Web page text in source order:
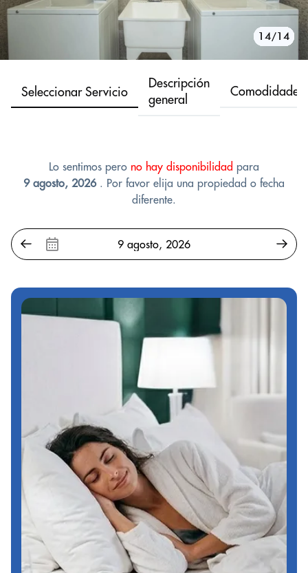
1/14
2/14
3/14
4/14
5/14
6/14
7/14
8/14
9/14
10/14
11/14
12/14
13/14
14/14
Seleccionar Servicio
Descripción
general
Comodidades
Lo sentimos pero no hay disponibilidad para
9 agosto, 2026. Por favor elija una propiedad o fecha
diferente.